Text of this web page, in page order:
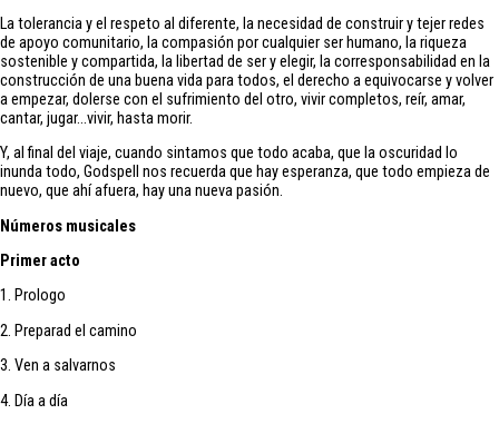
La tolerancia y el respeto al diferente, la necesidad de construir y tejer redes
de apoyo comunitario, la compasión por cualquier ser humano, la riqueza
sostenible y compartida, la libertad de ser y elegir, la corresponsabilidad en la
construcción de una buena vida para todos, el derecho a equivocarse y volver
a empezar, dolerse con el sufrimiento del otro, vivir completos, reír, amar,
cantar, jugar…vivir, hasta morir.
Y, al final del viaje, cuando sintamos que todo acaba, que la oscuridad lo
inunda todo, Godspell nos recuerda que hay esperanza, que todo empieza de
nuevo, que ahí afuera, hay una nueva pasión.
Números musicales
Primer acto
1. Prologo
2. Preparad el camino
3. Ven a salvarnos
4. Día a día